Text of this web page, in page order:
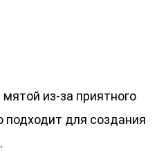
из-за приятного
подходит для создания